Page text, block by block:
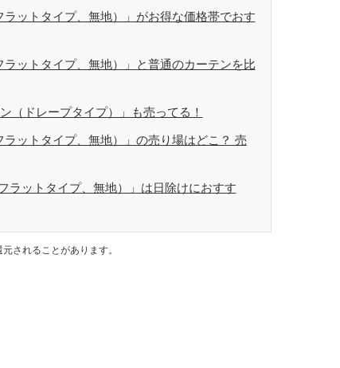
が家計の救世主になりえると考え、業者とは違う視
ットタイプ、無地）」がお得な価格帯でおす
ットタイプ、無地）」と普通のカーテンを比
（ドレープタイプ）」も売ってる！
ットタイプ、無地）」の売り場はどこ？ 売
ラットタイプ、無地）」は日除けにおすす
されることがあります。